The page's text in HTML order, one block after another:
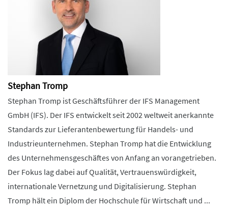
Stephan Tromp
Stephan Tromp ist Geschäftsführer der IFS Management
GmbH (IFS). Der IFS entwickelt seit 2002 weltweit anerkannte
Standards zur Lieferantenbewertung für Handels- und
Industrieunternehmen. Stephan Tromp hat die Entwicklung
des Unternehmensgeschäftes von Anfang an vorangetrieben.
Der Fokus lag dabei auf Qualität, Vertrauenswürdigkeit,
internationale Vernetzung und Digitalisierung. Stephan
Tromp hält ein Diplom der Hochschule für Wirtschaft und ...